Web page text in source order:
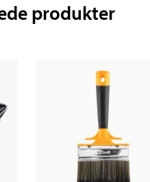
produkter